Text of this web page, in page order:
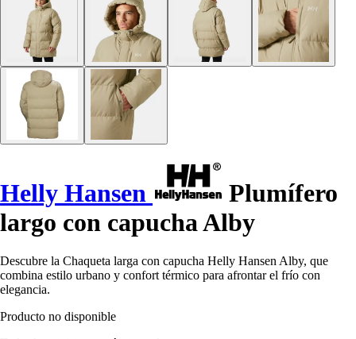
Helly Hansen
Plumífero
largo con capucha Alby
Descubre la Chaqueta larga con capucha Helly Hansen Alby, que
combina estilo urbano y confort térmico para afrontar el frío con
elegancia.
Producto no disponible